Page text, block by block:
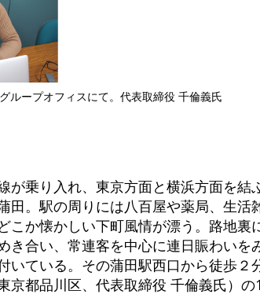
ループオフィスにて。代表取締役 千倫義氏
が乗り入れ、東京方面と横浜方面を
田。駅の周りには八百屋や薬局、生
こか懐かしい下町風情が漂う。路地
き合い、常連客を中心に連日賑わい
いている。その蒲田駅西口から徒歩
京都品川区、代表取締役 千倫義氏）